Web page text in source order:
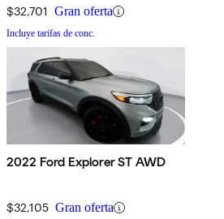
$32,701 Gran oferta
Incluye tarifas de conc.
2022 Ford Explorer ST AWD
$32,105 Gran oferta